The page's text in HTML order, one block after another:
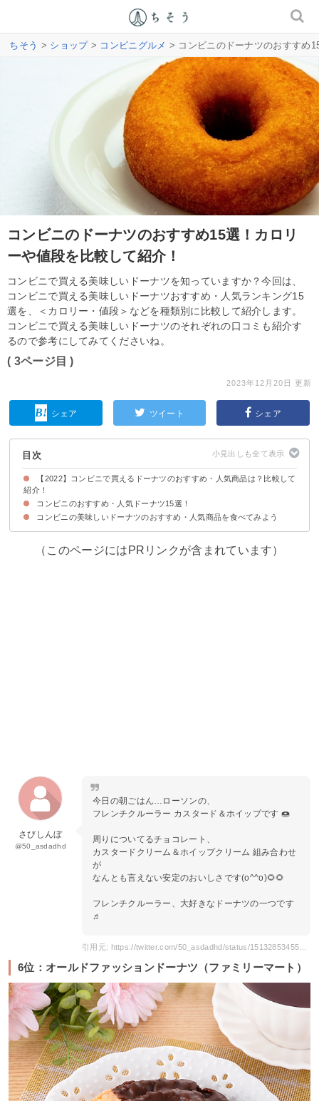
ちそう > ショップ> コンビニグルメ > コンビニのドーナツのおすすめ
コンビニのドーナツのおすすめ15選！カロリ
ーや値段を比較して紹介！
コンビニで買える美味しいドーナツを知っていますか？今回は、
コンビニで買える美味しいドーナツおすすめ・人気ランキング15
選を、＜カロリー・値段＞などを種類別に比較して紹介します。
コンビニで買える美味しいドーナツのそれぞれの口コミも紹介す
るので参考にしてみてくださいね。
( 3ページ目 )
2023年12月20日 更新
シェア ツイート シェア
目次
【2022】コンビニで買えるドーナツのおすすめ・人気商品は？比較して
紹介！
コンビニのおすすめ・人気ドーナツ15選！
15位：ホイップドーナツ（ローソン）
14位：ケーキドーナツ（ローソン）
13位：もちもちリングアソート（セブンイレブン）
12位：ブランのドーナツ〜乳酸菌入〜（ローソン）
11位：ツイストドーナツ（生クリーム使用）3本入り（ミニストップ）
10位：オールドファッションドーナツ（ローソン）
9位：メープル風味ドーナツ（ミニストップ）
8位：ケーキドーナツ（プレーン＆チョコ）４個入（ファミリーマート）
7位：フレンチクルーラー カスタード＆ホイップ（ローソン）
6位：オールドファッションドーナツ（ファミリーマート）
5位：フレンチクルーラー カスタード＆ホイップ（ミニストップ）
4位：牛乳仕込みのミルクチュロッキー（ファミリーマート）
3位：牛乳仕込みのミルクチュロッキー（ニューデイズ）
2位：ミルクチュロッキー（ローソン）
1位：アソートドーナツ（セブンイレブン）
コンビニの美味しいドーナツのおすすめ・人気商品を食べてみよう
（このページにはPRリンクが含まれています）
さびしんぼ
@50_asdadhd
今日の朝ごはん…ローソンの、
フレンチクルーラー カスタード＆ホイップです 🍩
周りについてるチョコレート、
カスタードクリーム＆ホイップクリーム 組み合わせ
が
なんとも言えない安定のおいしさです(o^^o)🌻🌻
フレンチクルーラー、大好きなドーナツの一つです
♬
6位：オールドファッションドーナツ（ファミリーマート）